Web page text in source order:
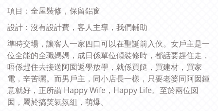
項目：全屋裝修，保留鋁窗
設計：沒有設計費，客人主導，我們輔助
準時交場，讓客人一家四口可以在聖誕前入伙。女戶主是一
位全能的全職媽媽，成日係單位傾裝修時，都話要趕住走，
唔係趕住去接送阿囡返學放學，就係買餸，買建材，買家
電，辛苦曬。而男戶主，同小店長一樣，只要老婆同阿囡鍾
意就好，正所謂 Happy Wife，Happy Life。至於兩位囡
囡，屬於搞笑氣氛組，萌爆。